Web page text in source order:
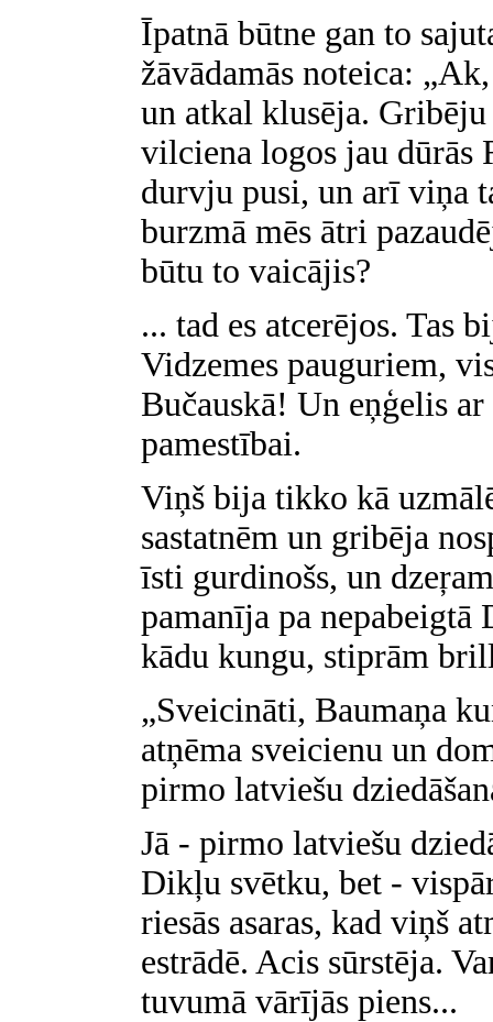
Īpatnā būtne gan to
žāvādamās noteica:
un atkal klusēja.
vilciena logos jau dūrās
durvju pusi, un arī viņa
burzmā mēs ātri
būtu to vaicājis?
... tad es atcerējos. Tas
Vidzemes pauguriem,
Bučauskā! Un eņģelis
pamestībai.
Viņš bija tikko kā
sastatnēm un gribēja
īsti gurdinošs, un
pamanīja pa
kādu kungu, stiprām
„Sveicināti, Baumaņa
atņēma sveicienu un
pirmo latviešu
Jā - pirmo latviešu
Dikļu svētku, bet -
riesās asaras, kad viņš
estrādē. Acis sūrstēja.
tuvumā vārījās piens...